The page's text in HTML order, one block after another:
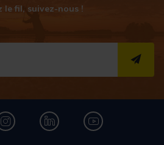
le fil, suivez-nous !